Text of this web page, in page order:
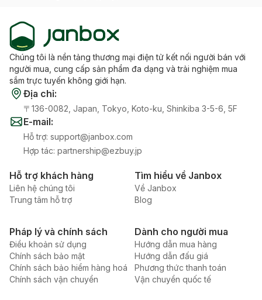
Chúng tôi là nền tảng thương mại điện tử kết nối người bán với
người mua, cung cấp sản phẩm đa dạng và trải nghiệm mua
sắm trực tuyến không giới hạn.
Địa chỉ:
〒136-0082, Japan, Tokyo, Koto-ku, Shinkiba 3-5-6, 5F
E-mail:
Hỗ trợ: support@janbox.com
Hợp tác: partnership@ezbuy.jp
Hỗ trợ khách hàng
Liên hệ chúng tôi
Trung tâm hỗ trợ
Tìm hiểu về Janbox
Về Janbox
Blog
Pháp lý và chính sách
Điều khoản sử dụng
Chính sách bảo mật
Chính sách bảo hiểm hàng hoá
Chính sách vận chuyển
Dành cho người mua
Hướng dẫn mua hàng
Hướng dẫn đấu giá
Phương thức thanh toán
Vận chuyển quốc tế